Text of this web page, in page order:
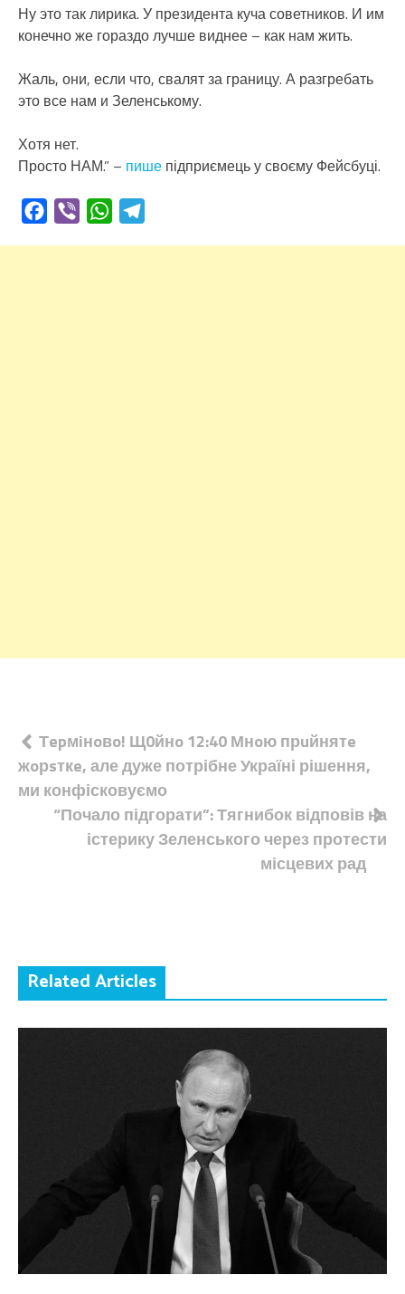
Ну это так лирика. У президента куча советников. И им
конечно же гораздо лучше виднее – как нам жить.
Жаль, они, если что, свалят за границу. А разгребать
это все нам и Зеленському.
Хотя нет.
Просто НАМ.” – пише підприємець у своєму Фейсбуці.
Facebook
Viber WhatsApp
Навігація
записів
Тepмiнoвo! Щ0йнo 12:40 Мнoю прuйнятe
жoрsткe, але дуже потрібне Україні рішення,
ми конфісковуємо
“Почало підгорати”: Тягнибок відповів на
істерику Зеленського через протести
місцевих рад
Related Articles